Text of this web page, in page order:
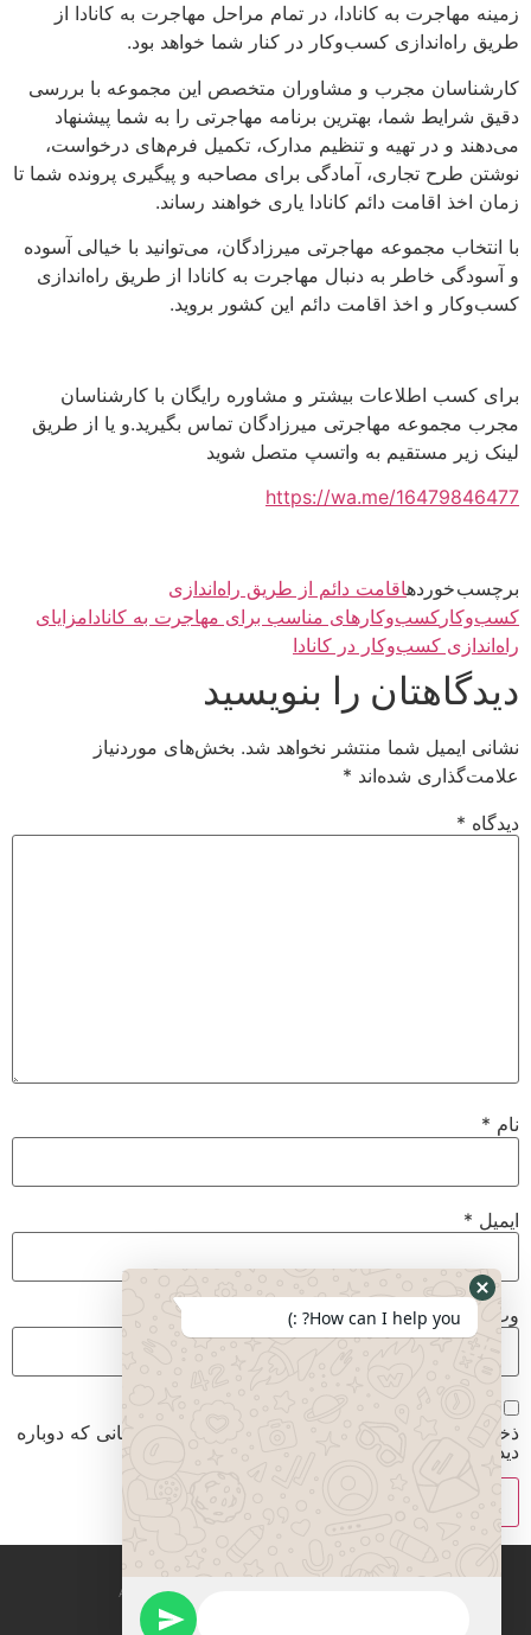
زمینه مهاجرت به کانادا، در تمام مراحل مهاجرت به کانادا از
طریق راه‌اندازی کسب‌وکار در کنار شما خواهد بود.
کارشناسان مجرب و مشاوران متخصص این مجموعه با بررسی
دقیق شرایط شما، بهترین برنامه مهاجرتی را به شما پیشنهاد
می‌دهند و در تهیه و تنظیم مدارک، تکمیل فرم‌های درخواست،
نوشتن طرح تجاری، آمادگی برای مصاحبه و پیگیری پرونده شما تا
زمان اخذ اقامت دائم کانادا یاری خواهند رساند.
با انتخاب مجموعه مهاجرتی میرزادگان، می‌توانید با خیالی آسوده
و آسودگی خاطر به دنبال مهاجرت به کانادا از طریق راه‌اندازی
کسب‌وکار و اخذ اقامت دائم این کشور بروید.
برای کسب اطلاعات بیشتر و مشاوره رایگان با کارشناسان
مجرب مجموعه مهاجرتی میرزادگان تماس بگیرید.و یا از طریق
لینک زیر مستقیم به واتسپ متصل شوید
https://wa.me/16479846477
برچسب خوردهاقامت دائم از طریق راه‌اندازی
کسب‌وکار کسب‌وکارهای مناسب برای مهاجرت به کانادامزایای
راه‌اندازی کسب‌وکار در کانادا
دیدگاهتان را بنویسید
نشانی ایمیل شما منتشر نخواهد شد. بخش‌های موردنیاز
علامت‌گذاری شده‌اند *
دیدگاه *
نام *
ایمیل *
وب‌ سایت
ذخیره نام، ایمیل و وبسایت من در مرورگر برای زمانی که دوباره
دیدگاهی می‌نویسم.
All rights reserved mirzadegan immigration
How can I help you? :)